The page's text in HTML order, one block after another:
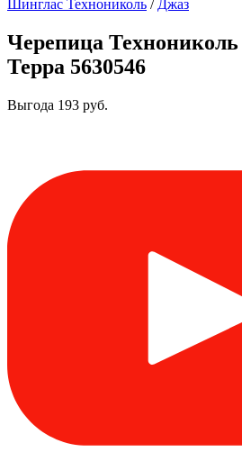
Шинглас Технониколь / Джаз
Черепица
Терра 5630546
Выгода 193 руб.